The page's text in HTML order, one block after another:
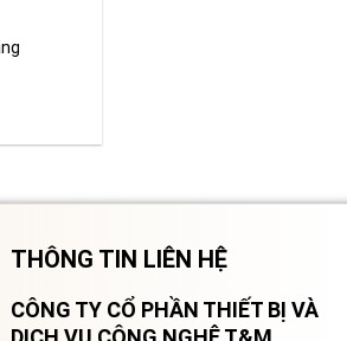
THÔNG TIN LIÊN HỆ
CÔNG TY CỔ PHẦN THIẾT BỊ VÀ